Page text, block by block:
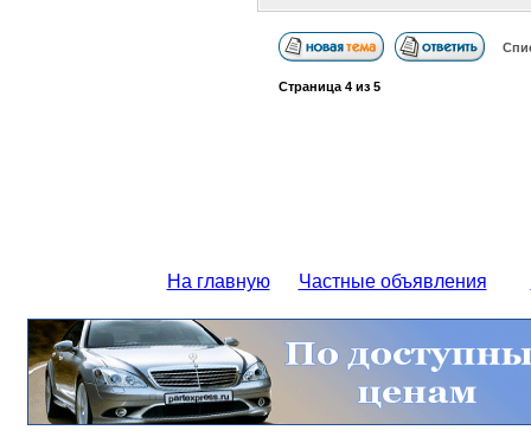
Страница 4из 5
На главную Частные объявления